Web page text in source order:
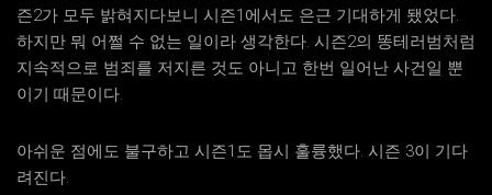
즌2가 모두 밝혀지다보니 시즌1에서도 은근 기대하게 됐었다.
하지만 뭐 어쩔 수 없는 일이라 생각한다. 시즌2의 똥테러범처럼
지속적으로 범죄를 저지른 것도 아니고 한번 일어난 사건일 뿐
이기 때문이다.
아쉬운 점에도 불구하고 시즌1도 몹시 훌륭했다. 시즌 3이 기다
려진다.